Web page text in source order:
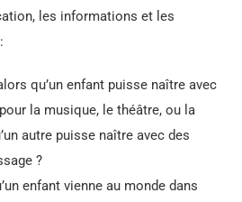
les informations et les
qu’un enfant puisse naître avec
la musique, le théâtre, ou la
autre puisse naître avec des
?
enfant vienne au monde dans